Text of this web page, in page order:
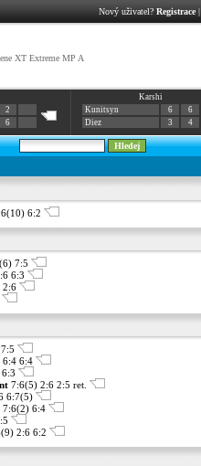
Nový uživatel? Registrace|
XT Extreme MP A
2
6
Karshi
Kunitsyn
6
6
Diez
3 4
6:2
7:5
6:3
2:6
6:4 6:4
7:6(5) 2:6 2:5 ret.
6:7(5)
7:6(2) 6:4
2:6 6:2